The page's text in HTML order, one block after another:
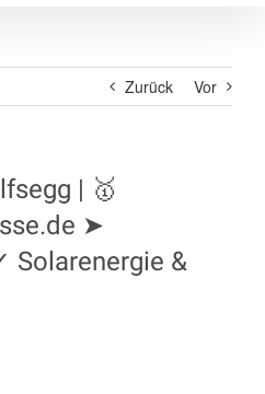
Zurück Vor
| 🥇
➤
Solarenergie &